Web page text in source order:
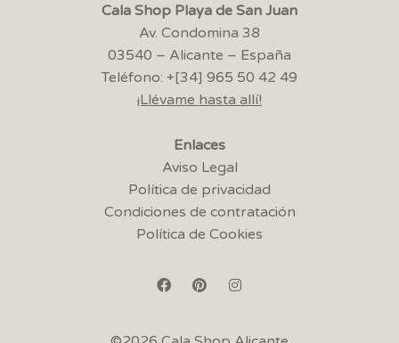
Cala Shop Playa de San Juan
Av. Condomina 38
03540 – Alicante – España
Teléfono: +[34] 965 50 42 49
¡Llévame hasta allí!
Enlaces
Aviso Legal
Política de privacidad
Condiciones de contratación
Política de Cookies